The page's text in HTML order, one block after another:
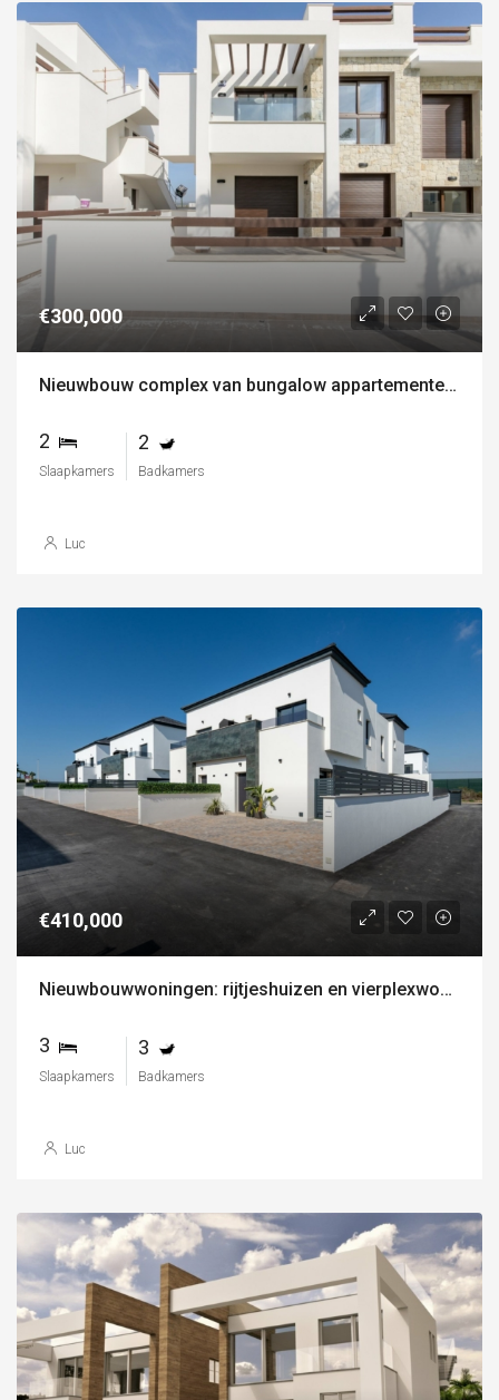
€300,000
Nieuwbouw complex van bungalow appartementen in los balcones, torrevieja
2
Slaapkamers
2
Badkamers
Luc
€410,000
Nieuwbouwwoningen: rijtjeshuizen en vierplexwoningen in gran alacant, vlak bij het strand
3
Slaapkamers
3
Badkamers
Luc